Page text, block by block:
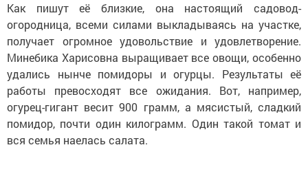
Как пишут её близкие, она настоящий садовод-
огородница, всеми силами выкладываясь на участке,
получает огромное удовольствие и удовлетворение.
Минебика Харисовна выращивает все овощи, особенно
удались нынче помидоры и огурцы. Результаты её
работы превосходят все ожидания. Вот, например,
огурец-гигант весит 900 грамм, а мясистый, сладкий
помидор, почти один килограмм. Один такой томат и
вся семья наелась салата.